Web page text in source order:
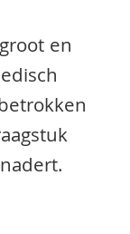
en